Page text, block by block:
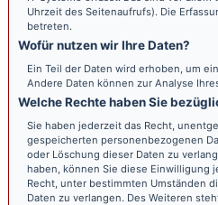
Uhrzeit des Seitenaufrufs). Die
betreten.
Wofür nutzen wir Ihre Daten?
Ein Teil der Daten wird erhoben, um
Andere Daten können zur Analyse
Welche Rechte haben Sie
Sie haben jederzeit das Recht,
gespeicherten personenbezogenen
oder Löschung dieser Daten zu
haben, können Sie diese Einwilligung
Recht, unter bestimmten Umständen
Daten zu verlangen. Des Weiteren